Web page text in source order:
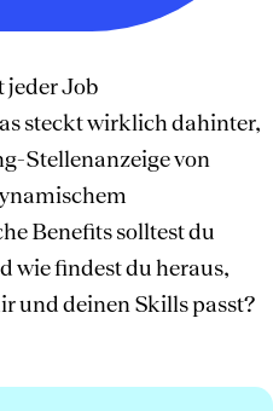
jeder Job
steckt wirklich dahinter,
Stellenanzeige von
Benefits solltest du
wie findest du heraus,
und deinen Skills passt?